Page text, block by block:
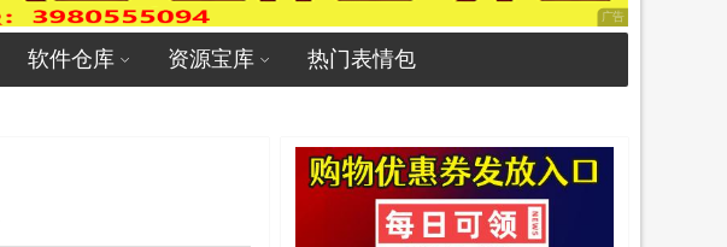
软件仓库 资源宝库 热门表情包